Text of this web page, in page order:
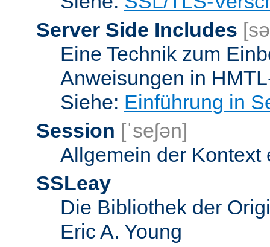
Server Side Includes
Eine Technik zum
Anweisungen in
Siehe: Einführung in
Session [ˈseʃən]
Allgemein der Kontext
SSLeay
Die Bibliothek der
Eric A. Young